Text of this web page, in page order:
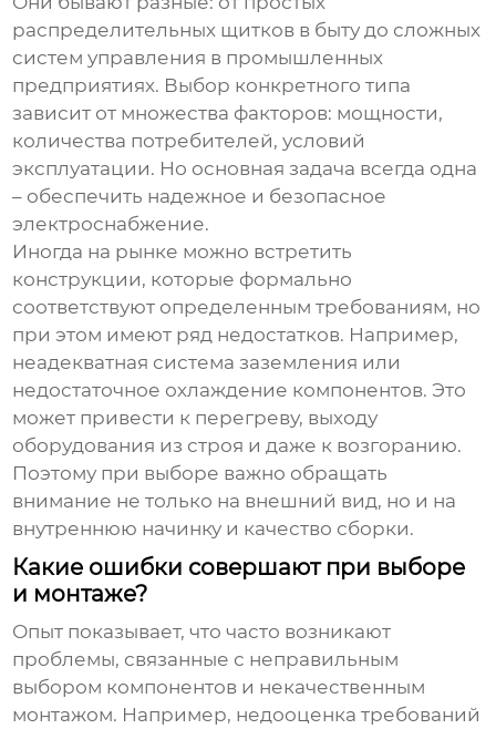
распределительных щитков в быту до сложных
систем управления в промышленных
предприятиях. Выбор конкретного типа
зависит от множества факторов: мощности,
количества потребителей, условий
эксплуатации. Но основная задача всегда одна
– обеспечить надежное и безопасное
электроснабжение.
Иногда на рынке можно встретить
конструкции, которые формально
соответствуют определенным требованиям, но
при этом имеют ряд недостатков. Например,
неадекватная система заземления или
недостаточное охлаждение компонентов. Это
может привести к перегреву, выходу
оборудования из строя и даже к возгоранию.
Поэтому при выборе важно обращать
внимание не только на внешний вид, но и на
внутреннюю начинку и качество сборки.
Какие ошибки совершают при выборе
и монтаже?
Опыт показывает, что часто возникают
проблемы, связанные с неправильным
выбором компонентов и некачественным
монтажом. Например, недооценка требований